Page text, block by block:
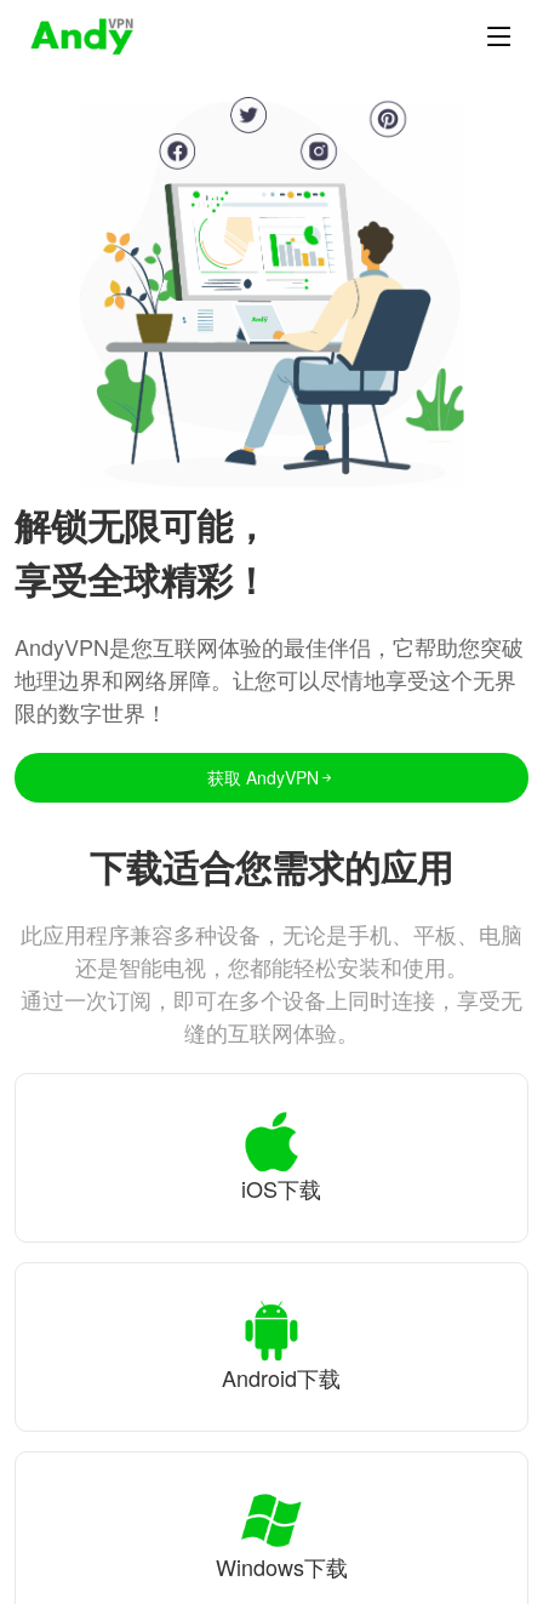
解锁无限可能，
享受全球精彩！
AndyVPN是您互联网体验的最佳伴侣，它帮助您突破
地理边界和网络屏障。让您可以尽情地享受这个无界
限的数字世界！
获取 AndyVPN
下载适合您需求的应用
此应用程序兼容多种设备，无论是手机、平板、电脑
还是智能电视，您都能轻松安装和使用。
通过一次订阅，即可在多个设备上同时连接，享受无
缝的互联网体验。
iOS下载
Android下载
Windows下载